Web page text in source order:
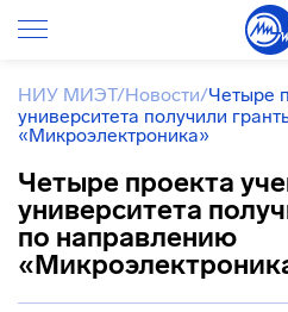
НИУ МИЭТ/Новости/Четыре
университета получили
«Микроэлектроника»
Четыре проекта
университета
по направлению